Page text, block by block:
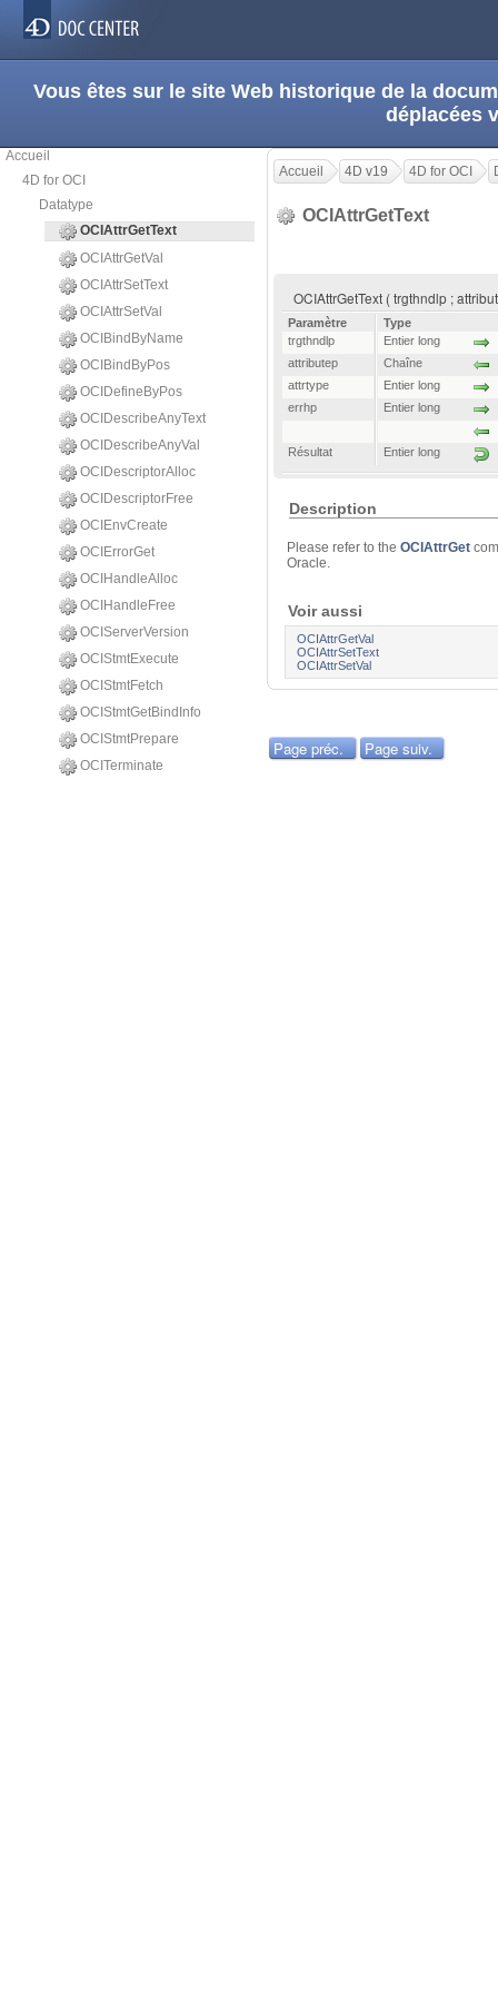
Vous êtes sur le site Web historique de la
déplacées
Accueil
4D for OCI
Datatype
OCIAttrGetText
OCIAttrGetVal
OCIAttrSetText
OCIAttrSetVal
OCIBindByName
OCIBindByPos
OCIDefineByPos
OCIDescribeAnyText
OCIDescribeAnyVal
OCIDescriptorAlloc
OCIDescriptorFree
OCIEnvCreate
OCIErrorGet
OCIHandleAlloc
OCIHandleFree
OCIServerVersion
OCIStmtExecute
OCIStmtFetch
OCIStmtGetBindInfo
OCIStmtPrepare
OCITerminate
Accueil 4D v19 4D for OCI
OCIAttrGetText
OCIAttrGetText ( trgthndlp ;
Paramètre
Type
trgthndlp
Entier long
attributep
Chaîne
attrtype
Entier long
errhp
Entier long
Résultat Entier long
Description
Please refer to the OCIAttrGet
Oracle.
Voir aussi
OCIAttrGetVal
OCIAttrSetText
OCIAttrSetVal
Page préc. Page suiv.